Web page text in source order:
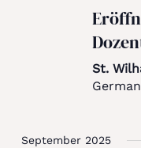
St.
September 2025